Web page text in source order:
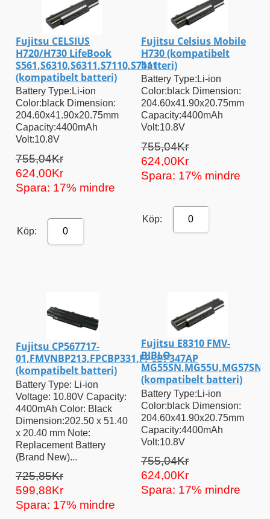
Fujitsu CELSIUS
H720/H730 LifeBook
S561,S6310,S6311,S7110,S7111
(kompatibelt batteri)
Battery Type:Li-ion
Color:black Dimension:
204.60x41.90x20.75mm
Capacity:4400mAh
Volt:10.8V
755,04Kr
624,00Kr
Spara: 17% mindre
Köp: 0
Fujitsu Celsius Mobile
H730 (kompatibelt
batteri)
Battery Type:Li-ion
Color:black Dimension:
204.60x41.90x20.75mm
Capacity:4400mAh
Volt:10.8V
755,04Kr
624,00Kr
Spara: 17% mindre
Köp: 0
Fujitsu CP567717-
01,FMVNBP213,FPCBP331,FPCBP347AP
(kompatibelt batteri)
Battery Type: Li-ion
Voltage: 10.80V Capacity:
4400mAh Color: Black
Dimension:202.50 x 51.40
x 20.40 mm Note:
Replacement Battery
(Brand New)...
725,85Kr
599,88Kr
Spara: 17% mindre
Fujitsu E8310 FMV-
BIBLO
(kompatibelt batteri)
Battery Type:Li-ion
Color:black Dimension:
204.60x41.90x20.75mm
Capacity:4400mAh
Volt:10.8V
755,04Kr
624,00Kr
Spara: 17% mindre